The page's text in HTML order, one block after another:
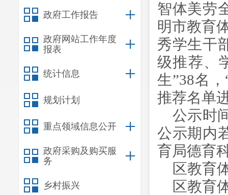
政府工作报告
政府网站工作年度
报表
统计信息
规划计划
重点领域信息公开
政府采购及购买服
务
乡村振兴
智体美劳
明市教育
秀学生干
级推荐、
生”38名
推荐名单
公示时
公示期内
育局德育
区教育
区教育